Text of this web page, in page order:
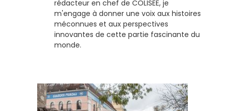
rédacteur en chef de COLISEE, je
m'engage à donner une voix aux histoires
méconnues et aux perspectives
innovantes de cette partie fascinante du
monde.